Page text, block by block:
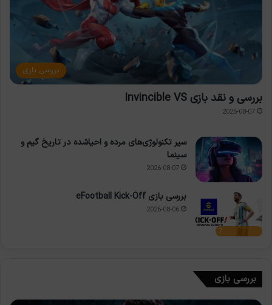
بررسی بازی
بررسی و نقد بازی Invincible VS
2026-08-07
سیر تکنولوژی‌های مرده و احیاشده در تاریخ گیم و
سینما
2026-08-07
7
بررسی بازی eFootball Kick-Off
2026-08-06
بررسی بازی